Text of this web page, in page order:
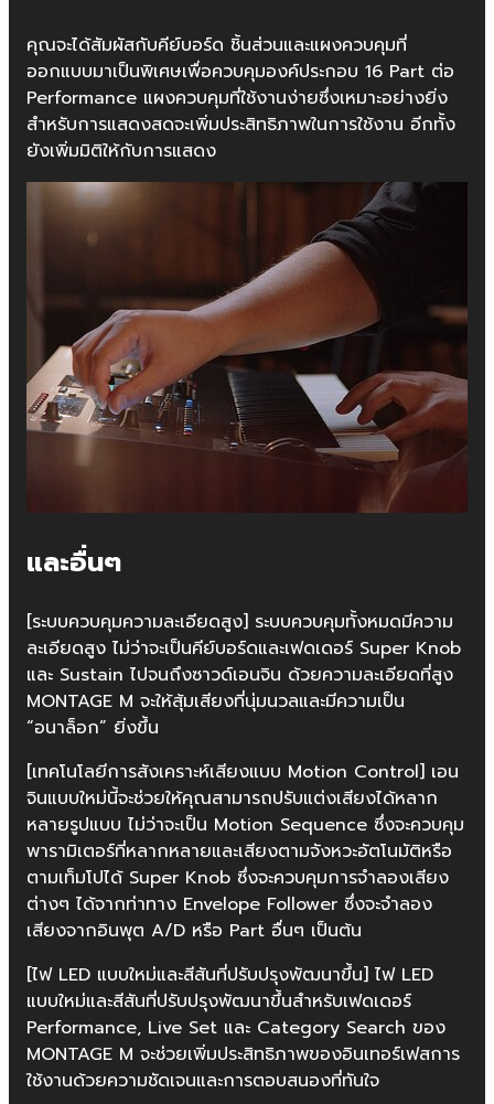
คุณจะได้สัมผัสกับคีย์บอร์ด ชิ้นส่วนและแผงควบคุมที่
ออกแบบมาเป็นพิเศษเพื่อควบคุมองค์ประกอบ 16 Part ต่อ
Performance แผงควบคุมที่ใช้งานง่ายซึ่งเหมาะอย่างยิ่ง
สำหรับการแสดงสดจะเพิ่มประสิทธิภาพในการใช้งาน อีกทั้ง
ยังเพิ่มมิติให้กับการแสดง
และอื่นๆ
[ระบบควบคุมความละเอียดสูง] ระบบควบคุมทั้งหมดมีความ
ละเอียดสูง ไม่ว่าจะเป็นคีย์บอร์ดและเฟดเดอร์ Super Knob
และ Sustain ไปจนถึงซาวด์เอนจิน ด้วยความละเอียดที่สูง
MONTAGE M จะให้สุ้มเสียงที่นุ่มนวลและมีความเป็น
“อนาล็อก” ยิ่งขึ้น
[เทคโนโลยีการสังเคราะห์เสียงแบบ Motion Control] เอน
จินแบบใหม่นี้จะช่วยให้คุณสามารถปรับแต่งเสียงได้หลาก
หลายรูปแบบ ไม่ว่าจะเป็น Motion Sequence ซึ่งจะควบคุม
พารามิเตอร์ที่หลากหลายและเสียงตามจังหวะอัตโนมัติหรือ
ตามเท็มโปได้ Super Knob ซึ่งจะควบคุมการจำลองเสียง
ต่างๆ ได้จากท่าทาง Envelope Follower ซึ่งจะจำลอง
เสียงจากอินพุต A/D หรือ Part อื่นๆ เป็นต้น
[ไฟ LED แบบใหม่และสีสันที่ปรับปรุงพัฒนาขึ้น] ไฟ LED
แบบใหม่และสีสันที่ปรับปรุงพัฒนาขึ้นสำหรับเฟดเดอร์
Performance, Live Set และ Category Search ของ
MONTAGE M จะช่วยเพิ่มประสิทธิภาพของอินเทอร์เฟสการ
ใช้งานด้วยความชัดเจนและการตอบสนองที่ทันใจ